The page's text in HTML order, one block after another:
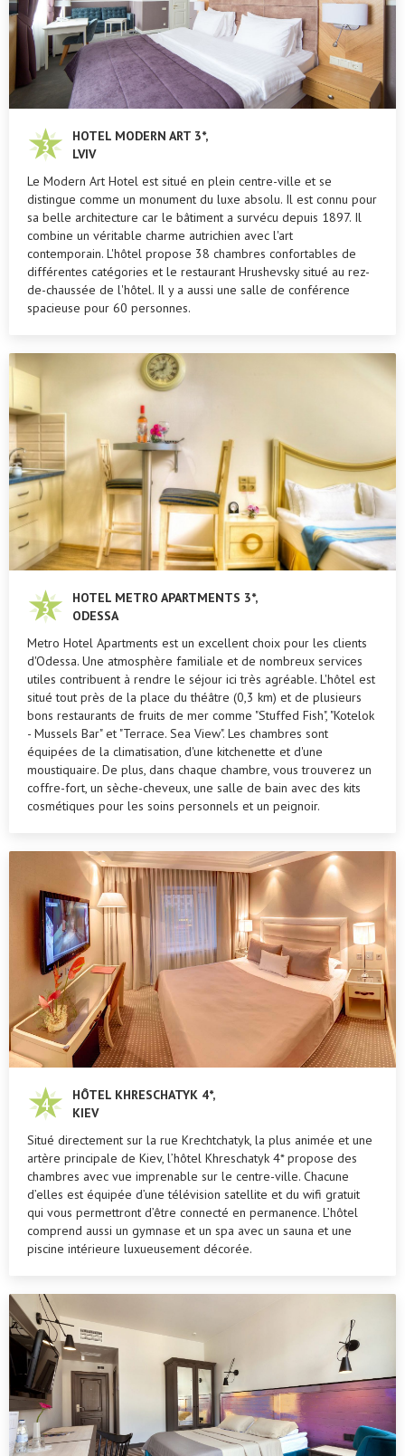
HOTEL MODERN ART 3*,
LVIV
Le Modern Art Hotel est situé en plein centre-ville et se
distingue comme un monument du luxe absolu. Il est connu pour
sa belle architecture car le bâtiment a survécu depuis 1897. Il
combine un véritable charme autrichien avec l'art
contemporain. L'hôtel propose 38 chambres confortables de
différentes catégories et le restaurant Hrushevsky situé au rez-
de-chaussée de l'hôtel. Il y a aussi une salle de conférence
spacieuse pour 60 personnes.
HOTEL METRO APARTMENTS 3*,
ODESSA
Metro Hotel Apartments est un excellent choix pour les clients
d'Odessa. Une atmosphère familiale et de nombreux services
utiles contribuent à rendre le séjour ici très agréable. L'hôtel est
situé tout près de la place du théâtre (0,3 km) et de plusieurs
bons restaurants de fruits de mer comme "Stuffed Fish", "Kotelok
- Mussels Bar" et "Terrace. Sea View". Les chambres sont
équipées de la climatisation, d'une kitchenette et d'une
moustiquaire. De plus, dans chaque chambre, vous trouverez un
coffre-fort, un sèche-cheveux, une salle de bain avec des kits
cosmétiques pour les soins personnels et un peignoir.
HÔTEL KHRESCHATYK 4*,
KIEV
Situé directement sur la rue Krechtchatyk, la plus animée et une
artère principale de Kiev, l’hôtel Khreschatyk 4* propose des
chambres avec vue imprenable sur le centre-ville. Chacune
d’elles est équipée d’une télévision satellite et du wifi gratuit
qui vous permettront d’être connecté en permanence. L’hôtel
comprend aussi un gymnase et un spa avec un sauna et une
piscine intérieure luxueusement décorée.